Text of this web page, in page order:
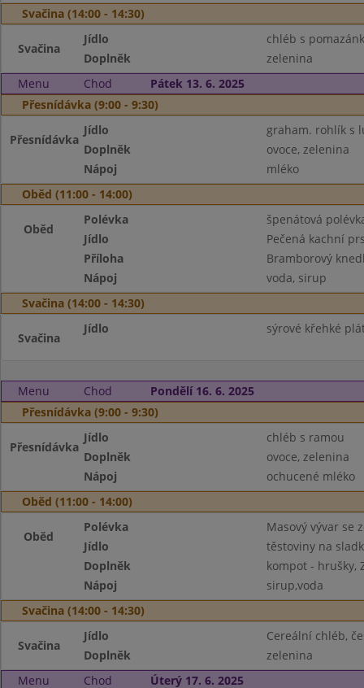
Svačina (14:00 - 14:30)
Svačina
Jídlo
chléb s
Doplněk
zelenina
Menu
Chod
Pátek 13. 6. 2025
Přesnídávka (9:00 - 9:30)
Přesnídávka
Jídlo
graham. rohlík s
Doplněk
ovoce, zelenina
Nápoj
mléko
Oběd (11:00 - 14:00)
Oběd
Polévka
špenátová
Jídlo
Pečená kachní
Příloha
Bramborový
Nápoj
voda, sirup
Svačina (14:00 - 14:30)
Svačina
Jídlo sýrové křehké
Menu Chod
Pondělí 16. 6. 2025
Přesnídávka (9:00 - 9:30)
Přesnídávka
Jídlo
chléb s ramou
Doplněk
ovoce, zelenina
Nápoj
ochucené mléko
Oběd (11:00 - 14:00)
Oběd
Polévka
Masový vývar se
Jídlo
těstoviny na
Doplněk
kompot - hrušky,
Nápoj
sirup,voda
Svačina (14:00 - 14:30)
Svačina
Jídlo
Cereální chléb,
Doplněk
zelenina
Menu
Chod
Úterý 17. 6. 2025